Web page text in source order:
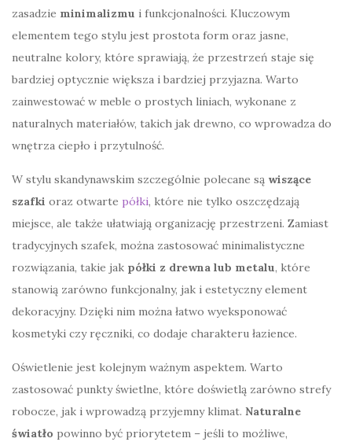
zasadzie minimalizmu i funkcjonalności. Kluczowym
elementem tego stylu jest prostota form oraz jasne,
neutralne kolory, które sprawiają, że przestrzeń staje się
bardziej optycznie większa i bardziej przyjazna. Warto
zainwestować w meble o prostych liniach, wykonane z
naturalnych materiałów, takich jak drewno, co wprowadza do
wnętrza ciepło i przytulność.
W stylu skandynawskim szczególnie polecane są wiszące
szafki oraz otwarte półki, które nie tylko oszczędzają
miejsce, ale także ułatwiają organizację przestrzeni. Zamiast
tradycyjnych szafek, można zastosować minimalistyczne
rozwiązania, takie jak półki z drewna lub metalu, które
stanowią zarówno funkcjonalny, jak i estetyczny element
dekoracyjny. Dzięki nim można łatwo wyeksponować
kosmetyki czy ręczniki, co dodaje charakteru łazience.
Oświetlenie jest kolejnym ważnym aspektem. Warto
zastosować punkty świetlne, które doświetlą zarówno strefy
robocze, jak i wprowadzą przyjemny klimat. Naturalne
światło powinno być priorytetem – jeśli to możliwe,